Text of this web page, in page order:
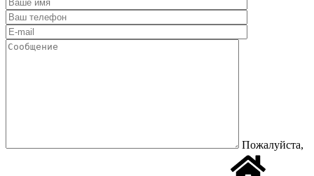
Пожалуйста,